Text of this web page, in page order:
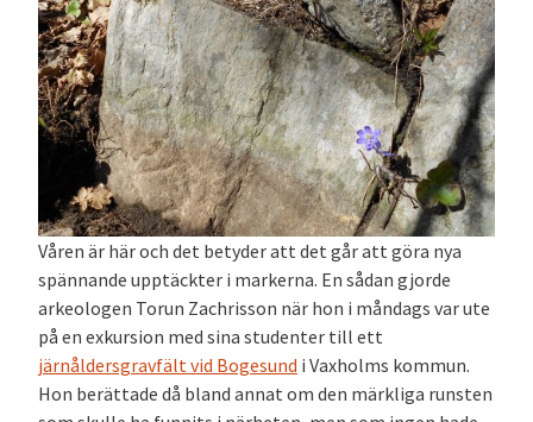
Våren är här och det betyder att det går att göra nya
spännande upptäckter i markerna. En sådan gjorde
arkeologen Torun Zachrisson när hon i måndags var ute
på en exkursion med sina studenter till ett
järnåldersgravfält vid Bogesund i Vaxholms kommun.
Hon berättade då bland annat om den märkliga runsten